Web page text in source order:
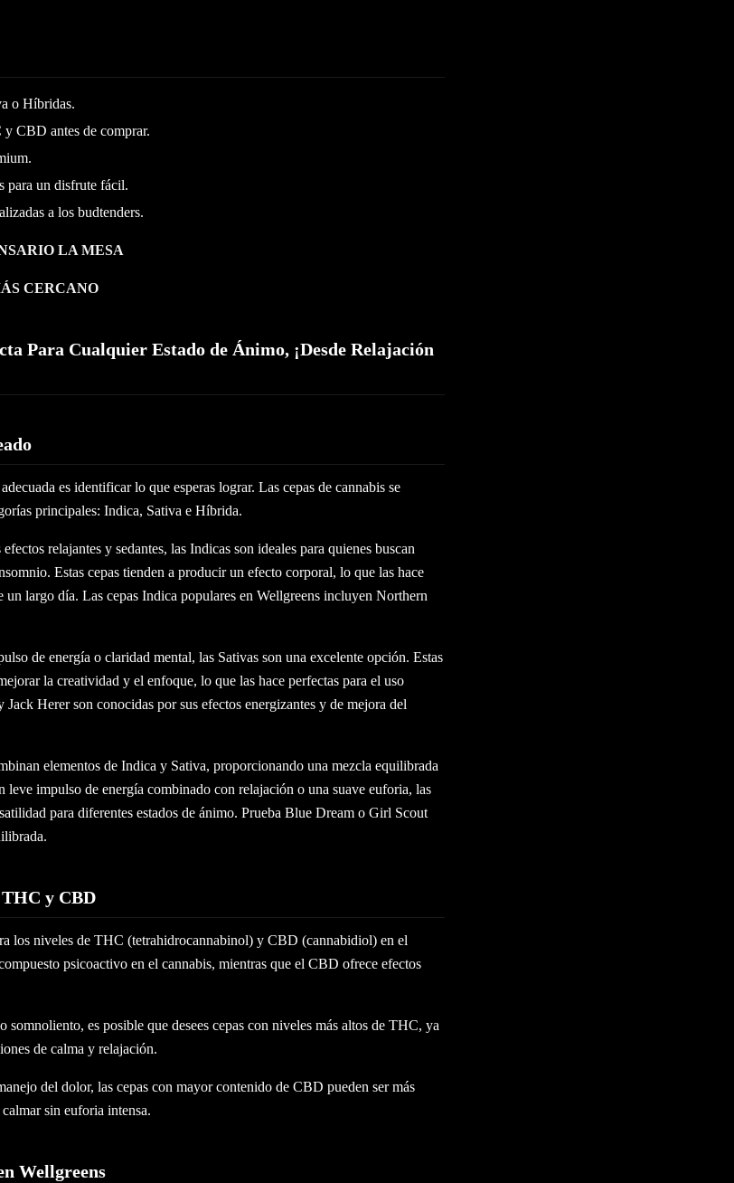
o Híbridas.
CBD antes de comprar.
para un disfrute fácil.
a los budtenders.
LA MESA
CERCANO
Para Cualquier Estado de Ánimo, ¡Desde Relajación
es identificar lo que esperas lograr. Las cepas de cannabis se
principales: Indica, Sativa e Híbrida.
relajantes y sedantes, las Indicas son ideales para quienes buscan
Estas cepas tienden a producir un efecto corporal, lo que las hace
un largo día. Las cepas Indica populares en Wellgreens incluyen Northern
de energía o claridad mental, las Sativas son una excelente opción. Estas
la creatividad y el enfoque, lo que las hace perfectas para el uso
Herer son conocidas por sus efectos energizantes y de mejora del
elementos de Indica y Sativa, proporcionando una mezcla equilibrada
leve impulso de energía combinado con relajación o una suave euforia, las
para diferentes estados de ánimo. Prueba Blue Dream o Girl Scout
THC y CBD
los niveles de THC (tetrahidrocannabinol) y CBD (cannabidiol) en el
psicoactivo en el cannabis, mientras que el CBD ofrece efectos
somnoliento, es posible que desees cepas con niveles más altos de THC, ya
de calma y relajación.
del dolor, las cepas con mayor contenido de CBD pueden ser más
sin euforia intensa.
Wellgreens